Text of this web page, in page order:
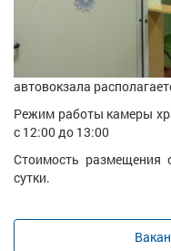
автовокзала
Режим работы камеры
с 12:00 до 13:00
Стоимость размещения
сутки.